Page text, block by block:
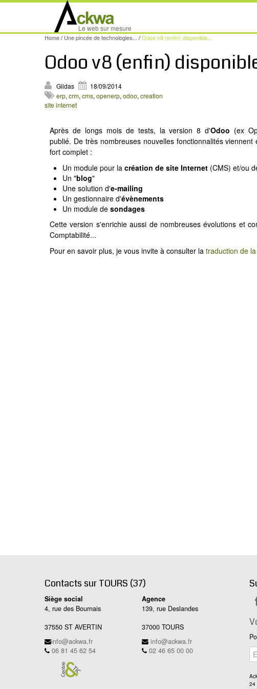
Le web sur mesure
Home/ Une pincée de technologies... /Odoo v8 (enfin) disponible...
Odoo v8 (enfin)
Gildas
18/09/2014
erp, crm, cms, openerp, odoo, creation
site internet
Après de longs mois de tests, la version 8 d'Odoo (ex
publié. De très nombreuses nouvelles fonctionnalités viennent
fort complet :
Un module pour la création de site Internet (CMS) et/ou
Un "blog"
Une solution d'e-mailing
Un gestionnaire d'évènements
Un module de sondages
Cette version s'enrichie aussi de nombreuses évolutions et
Comptabilité...
Pour en savoir plus, je vous invite à consulter la traduction de
Contacts sur TOURS (37)
Siège social
4, rue des Bournais
37550 ST AVERTIN
info@ackwa.fr
06 81 45 62 54
Agence
139, rue Deslandes
37000 TOURS
info@ackwa.fr
02 46 65 00 00